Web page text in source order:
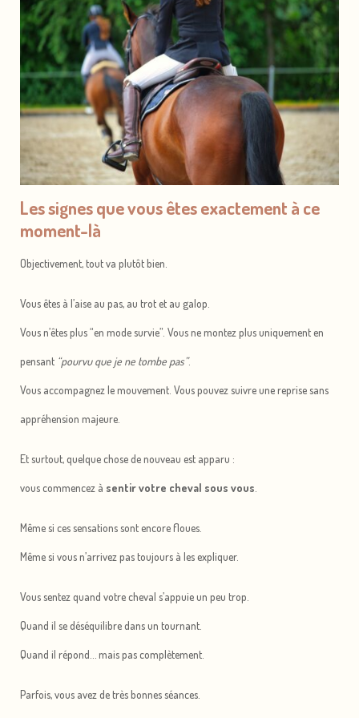
Les signes que vous êtes exactement à ce
moment-là
Objectivement, tout va plutôt bien.
Vous êtes à l’aise au pas, au trot et au galop.
Vous n’êtes plus “en mode survie”. Vous ne montez plus uniquement en
pensant “pourvu que je ne tombe pas”.
Vous accompagnez le mouvement. Vous pouvez suivre une reprise sans
appréhension majeure.
Et surtout, quelque chose de nouveau est apparu :
vous commencez à sentir votre cheval sous vous
Même si ces sensations sont encore floues.
Même si vous n’arrivez pas toujours à les expliquer.
Vous sentez quand votre cheval s’appuie un peu trop.
Quand il se déséquilibre dans un tournant.
Quand il répond… mais pas complètement.
Parfois, vous avez de très bonnes séances.